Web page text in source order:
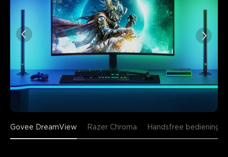
Govee DreamView Razer Chroma Handsfree bediening